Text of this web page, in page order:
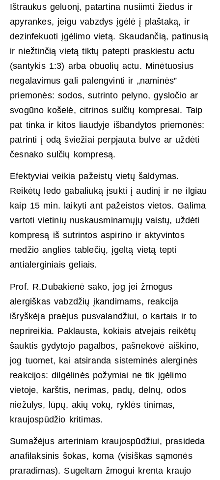
Ištraukus geluonį, patartina nusiimti žiedus ir
apyrankes, jeigu vabzdys įgėlė į plaštaką, ir
dezinfekuoti įgėlimo vietą. Skaudančią, patinusią
ir niežtinčią vietą tiktų patepti praskiestu actu
(santykis 1:3) arba obuolių actu. Minėtuosius
negalavimus gali palengvinti ir „naminės”
priemonės: sodos, sutrinto pelyno, gysločio ar
svogūno košelė, citrinos sulčių kompresai. Taip
pat tinka ir kitos liaudyje išbandytos priemonės:
patrinti į odą šviežiai perpjauta bulve ar uždėti
česnako sulčių kompresą.
Efektyviai veikia pažeistų vietų šaldymas.
Reikėtų ledo gabaliuką įsukti į audinį ir ne ilgiau
kaip 15 min. laikyti ant pažeistos vietos. Galima
vartoti vietinių nuskausminamųjų vaistų, uždėti
kompresą iš sutrintos aspirino ir aktyvintos
medžio anglies tablečių, įgeltą vietą tepti
antialerginiais geliais.
Prof. R.Dubakienė sako, jog jei žmogus
alergiškas vabzdžių įkandimams, reakcija
išryškėja praėjus pusvalandžiui, o kartais ir to
neprireikia. Paklausta, kokiais atvejais reikėtų
šauktis gydytojo pagalbos, pašnekovė aiškino,
jog tuomet, kai atsiranda sisteminės alerginės
reakcijos: dilgėlinės požymiai ne tik įgėlimo
vietoje, karštis, nerimas, padų, delnų, odos
niežulys, lūpų, akių vokų, ryklės tinimas,
kraujospūdžio kritimas.
Sumažėjus arteriniam kraujospūdžiui, prasideda
anafilaksinis šokas, koma (visiškas sąmonės
praradimas). Sugeltam žmogui krenta kraujo